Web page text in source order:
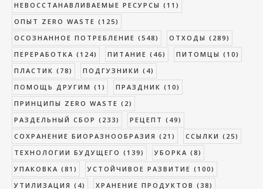
НЕВОССТАНАВЛИВАЕМЫЕ РЕСУРСЫ (11)
ОПЫТ ZERO WASTE (125)
ОСОЗНАННОЕ ПОТРЕБЛЕНИЕ (548) ОТХОДЫ (289)
ПЕРЕРАБОТКА (124) ПИТАНИЕ (46) ПИТОМЦЫ (10)
ПЛАСТИК (78) ПОДГУЗНИКИ (4)
ПОМОЩЬ ДРУГИМ (1) ПРАЗДНИК (10)
ПРИНЦИПЫ ZERO WASTE (2)
РАЗДЕЛЬНЫЙ СБОР (233) РЕЦЕПТ (49)
СОХРАНЕНИЕ БИОРАЗНООБРАЗИЯ (21) ССЫЛКИ (25)
ТЕХНОЛОГИИ БУДУЩЕГО (139) УБОРКА (8)
УПАКОВКА (81) УСТОЙЧИВОЕ РАЗВИТИЕ (100)
УТИЛИЗАЦИЯ (4) ХРАНЕНИЕ ПРОДУКТОВ (38)